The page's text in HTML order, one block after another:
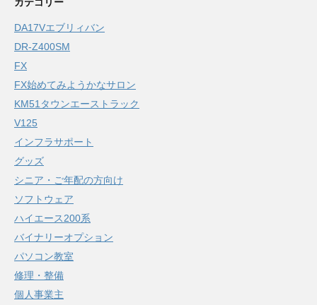
DA17Vエブリィバン
DR-Z400SM
FX
FX始めてみようかなサロン
KM51タウンエーストラック
V125
インフラサポート
グッズ
シニア・ご年配の方向け
ソフトウェア
ハイエース200系
バイナリーオプション
パソコン教室
修理・整備
個人事業主